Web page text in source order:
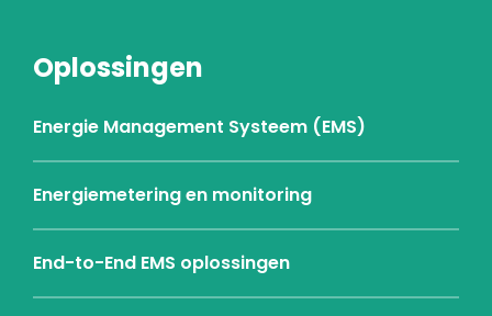
Oplossingen
Energie Management Systeem (EMS)
Energiemetering en monitoring
End-to-End EMS oplossingen